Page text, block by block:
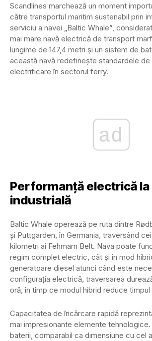
Scandlines marchează un moment
către transportul maritim sustenabil prin
serviciu a navei „Baltic Whale”,
mai mare navă electrică de transport
lungime de 147,4 metri și un sistem de
această navă redefinește standardele
electrificare în sectorul ferry.
ad
Performanță electrică la
industrială
Baltic Whale operează pe ruta dintre
și Puttgarden, în Germania, traversând
kilometri ai Fehmarn Belt. Nava poate
regim complet electric, cât și în mod
generatoare diesel atunci când este
configurația electrică, traversarea
oră, în timp ce modul hibrid reduce
Capacitatea de încărcare rapidă
mai impresionante elemente
baterii, comparabil ca dimensiune cu cel